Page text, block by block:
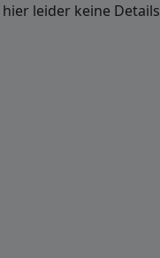
leider keine Details